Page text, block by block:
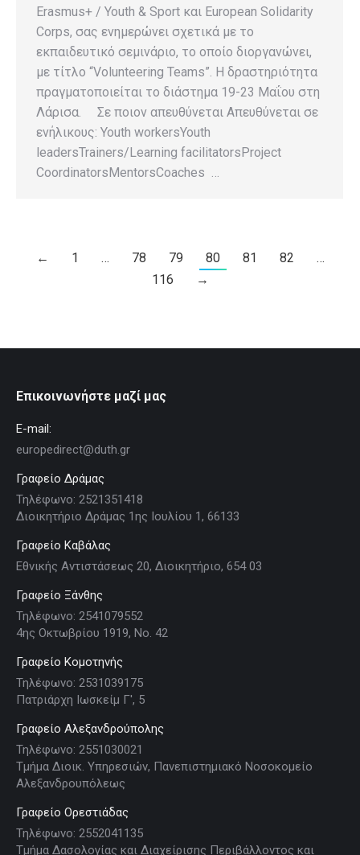
Erasmus+ / Youth & Sport και European Solidarity
Corps, σας ενημερώνει σχετικά με το
εκπαιδευτικό σεμινάριο, το οποίο διοργανώνει,
με τίτλο “Volunteering Teams”. Η δραστηριότητα
πραγματοποιείται το διάστημα 19-23 Μαΐου στη
Λάρισα. Σε ποιον απευθύνεται Απευθύνεται σε
ενήλικους: Youth workersYouth
leadersTrainers/Learning facilitatorsProject
CoordinatorsMentorsCoaches …
← 1 … 78 79 80 81 82
…
116
→
Επικοινωνήστε μαζί μας
E-mail:
europedirect@duth.gr
Γραφείο Δράμας
Τηλέφωνο: 2521351418
Διοικητήριο Δράμας 1ης Ιουλίου 1, 66133
Γραφείο Καβάλας
Εθνικής Αντιστάσεως 20, Διοικητήριο, 654 03
Γραφείο Ξάνθης
Τηλέφωνο: 2541079552
4ης Οκτωβρίου 1919, Νο. 42
Γραφείο Κομοτηνής
Τηλέφωνο: 2531039175
Πατριάρχη Ιωσκείμ Γ', 5
Γραφείο Αλεξανδρούπολης
Τηλέφωνο: 2551030021
Τμήμα Διοικ. Υπηρεσιών, Πανεπιστημιακό Νοσοκομείο
Αλεξανδρουπόλεως
Γραφείο Ορεστιάδας
Τηλέφωνο: 2552041135
Τμήμα Δασολογίας και Διαχείρισης Περιβάλλοντος και